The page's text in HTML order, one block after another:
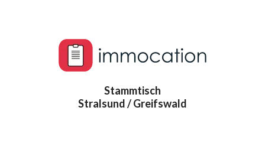
Stammtisch
Stralsund / Greifswald